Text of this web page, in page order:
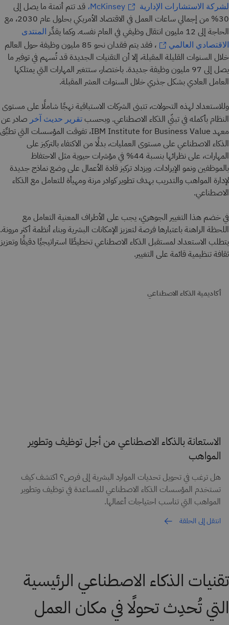
لشركة الاستشارات الإدارية McKinsey
، قد تتم أتمتة ما يصل إلى
30% من إجمالي ساعات العمل في الاقتصاد الأمريكي بحلول عام 2030، مع
الحاجة إلى 12 مليون انتقال وظيفي في العام نفسه. وكما يقدِّر
المنتدى
الاقتصادي العالمي
، فقد يتم فقدان نحو 85 مليون وظيفة حول العالم
خلال السنوات القليلة المقبلة، إلا أن التقنيات الجديدة قد تُسهم في توفير ما
يصل إلى 97 مليون وظيفة جديدة. باختصار، ستتغير المهارات التي يمتلكها
العامل العادي بشكل جذري خلال السنوات العشر المقبلة.
وللاستعداد لهذه التحولات، تتبنى الشركات الاستباقية نهجًا شاملًا على مستوى
النظام بأكمله في تبنّي الذكاء الاصطناعي. وبحسب تقرير حديث آخر صادر عن
معهد IBM Institute for Business Value، تفوقت المؤسسات التي تطبِّق
الذكاء الاصطناعي على مستوى العمليات، بدلًا من الاكتفاء بالتركيز على
المهارات، على نظرائها بنسبة 44% في مؤشرات حيوية مثل الاحتفاظ
بالموظفين ونمو الإيرادات. ويزداد تركيز قادة الأعمال على وضع نماذج جديدة
لإدارة المواهب والتدريب بهدف تطوير كوادر مرنة ومهيأة للتعامل مع الذكاء
الاصطناعي.
في خضم هذا التغيير الجوهري، يجب على الأطراف المعنية التعامل مع
اللحظة الراهنة باعتبارها فرصة لتعزيز الإمكانات البشرية وبناء أنظمة أكثر مرونة.
يتطلب الاستعداد لمستقبل الذكاء الاصطناعي تخطيطًا استراتيجيًا دقيقًا وتعزيز
ثقافة تنظيمية قائمة على التغيير.
أكاديمية الذكاء الاصطناعي
الاستعانة بالذكاء الاصطناعي من أجل توظيف وتطوير
المواهب
هل ترغب في تحويل تحديات الموارد البشرية إلى فرص؟ اكتشف كيف
تستخدم المؤسسات الذكاء الاصطناعي للمساعدة في توظيف وتطوير
المواهب التي تناسب احتياجات أعمالها.
انتقل إلى الحلقة
تقنيات الذكاء الاصطناعي الرئيسية
التي تُحدِث تحولًا في مكان العمل